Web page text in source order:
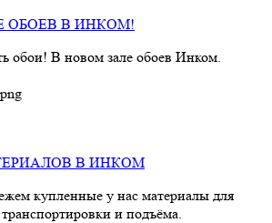
ОБОЕВ В ИНКОМ!
обои! В новом зале обоев Инком.
В ИНКОМ
купленные у нас материалы для
и подъёма.